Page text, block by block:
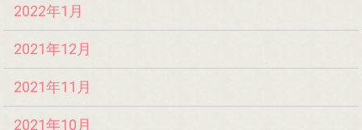
2022年1月
2021年12月
2021年11月
2021年10月